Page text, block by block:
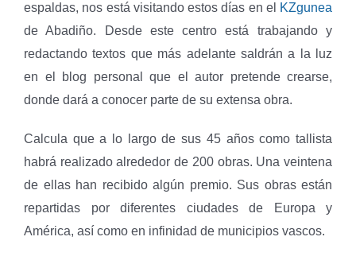
espaldas, nos está visitando estos días en el KZgunea
de Abadiño. Desde este centro está trabajando y
redactando textos que más adelante saldrán a la luz
en el blog personal que el autor pretende crearse,
donde dará a conocer parte de su extensa obra.
Calcula que a lo largo de sus 45 años como tallista
habrá realizado alrededor de 200 obras. Una veintena
de ellas han recibido algún premio. Sus obras están
repartidas por diferentes ciudades de Europa y
América, así como en infinidad de municipios vascos.